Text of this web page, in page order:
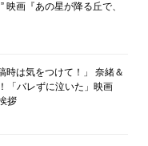
映画『あの星が降る丘で、
時は気をつけて！」 奈緒＆
「バレずに泣いた」映画
拶